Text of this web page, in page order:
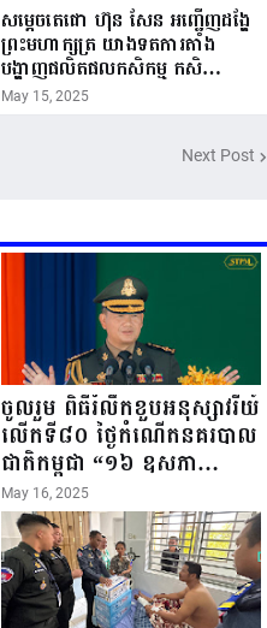
សម្តេចតេជោ ហ៊ុន សែន អញ្ជើញដង្ហែ
ព្រះមហាក្សត្រ យាងទតការតាំង
បង្ហាញផលិតផលកសិកម្ម កសិ
ឧស្សាហកម្ម និងសិប្បកម្ម ក្នុងព្រះរាជ
ពិធីច្រត់ព្រះនង្គ័ល...
May 15, 2025
Next Post
ចូលរួម ពិធីរំលឹកខួបអនុស្សាវរីយ៍
លើកទី៨០ ថ្ងៃកំណើតនគរបាល
ជាតិកម្ពុជា “១៦ ឧសភា
១៩៤៥ ~ ១៦ ឧសភា
២០២៥”...
May 16, 2025